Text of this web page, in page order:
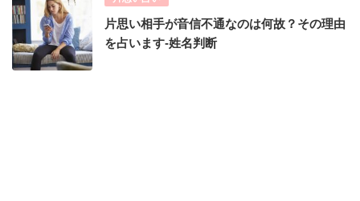
片思い相手が音信不通なのは何故？その理由
を占います-姓名判断